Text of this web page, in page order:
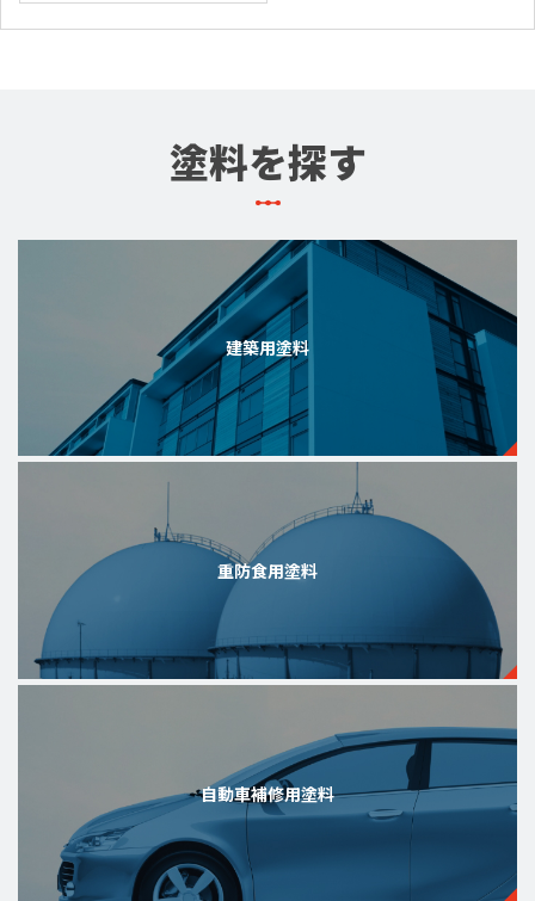
塗料を探す
建築用塗料
重防食用塗料
自動車補修用塗料